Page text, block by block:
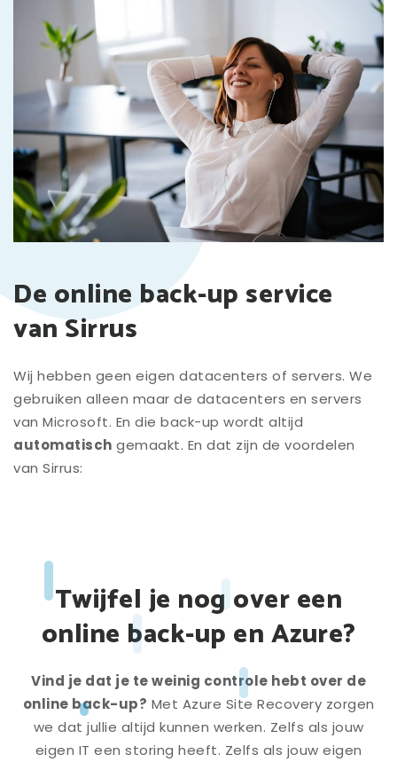
De online back-up service
van Sirrus
Wij hebben geen eigen datacenters of servers. We
gebruiken alleen maar de datacenters en servers
van Microsoft. En die back-up wordt altijd
automatisch gemaakt. En dat zijn de voordelen
van Sirrus:
Twijfel je nog over een
online back-up en Azure?
Vind je dat je te weinig controle hebt over de
online back-up? Met Azure Site Recovery zorgen
we dat jullie altijd kunnen werken. Zelfs als jouw
eigen IT een storing heeft. Zelfs als jouw eigen